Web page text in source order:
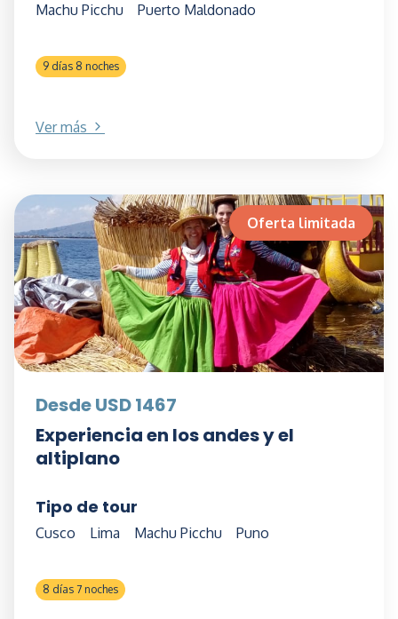
Machu Picchu
Puerto Maldonado
9 días 8 noches
Ver más
Oferta limitada
Desde USD 1467
Experiencia en los andes y el
altiplano
Tipo de tour
Cusco Lima Machu Picchu Puno
8 días 7 noches